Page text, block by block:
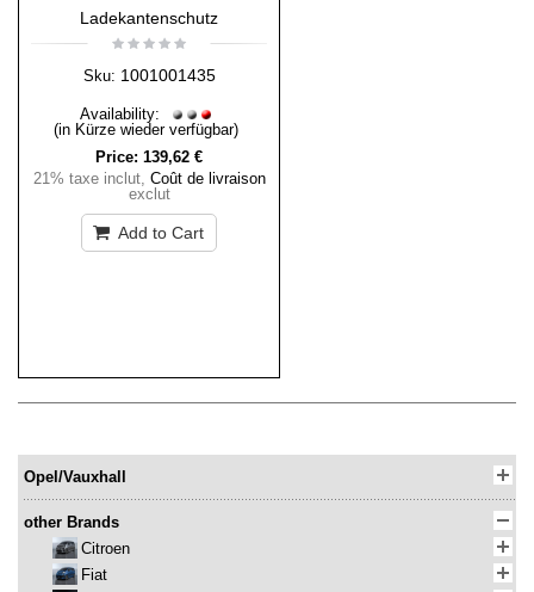
Ladekantenschutz
Sku: 1001001435
Availability:
(in Kürze wieder verfügbar)
Price: 139,62 €
21% taxe inclut, Coût de livraison
exclut
Add to Cart
Opel/Vauxhall
other Brands
Citroen
Fiat